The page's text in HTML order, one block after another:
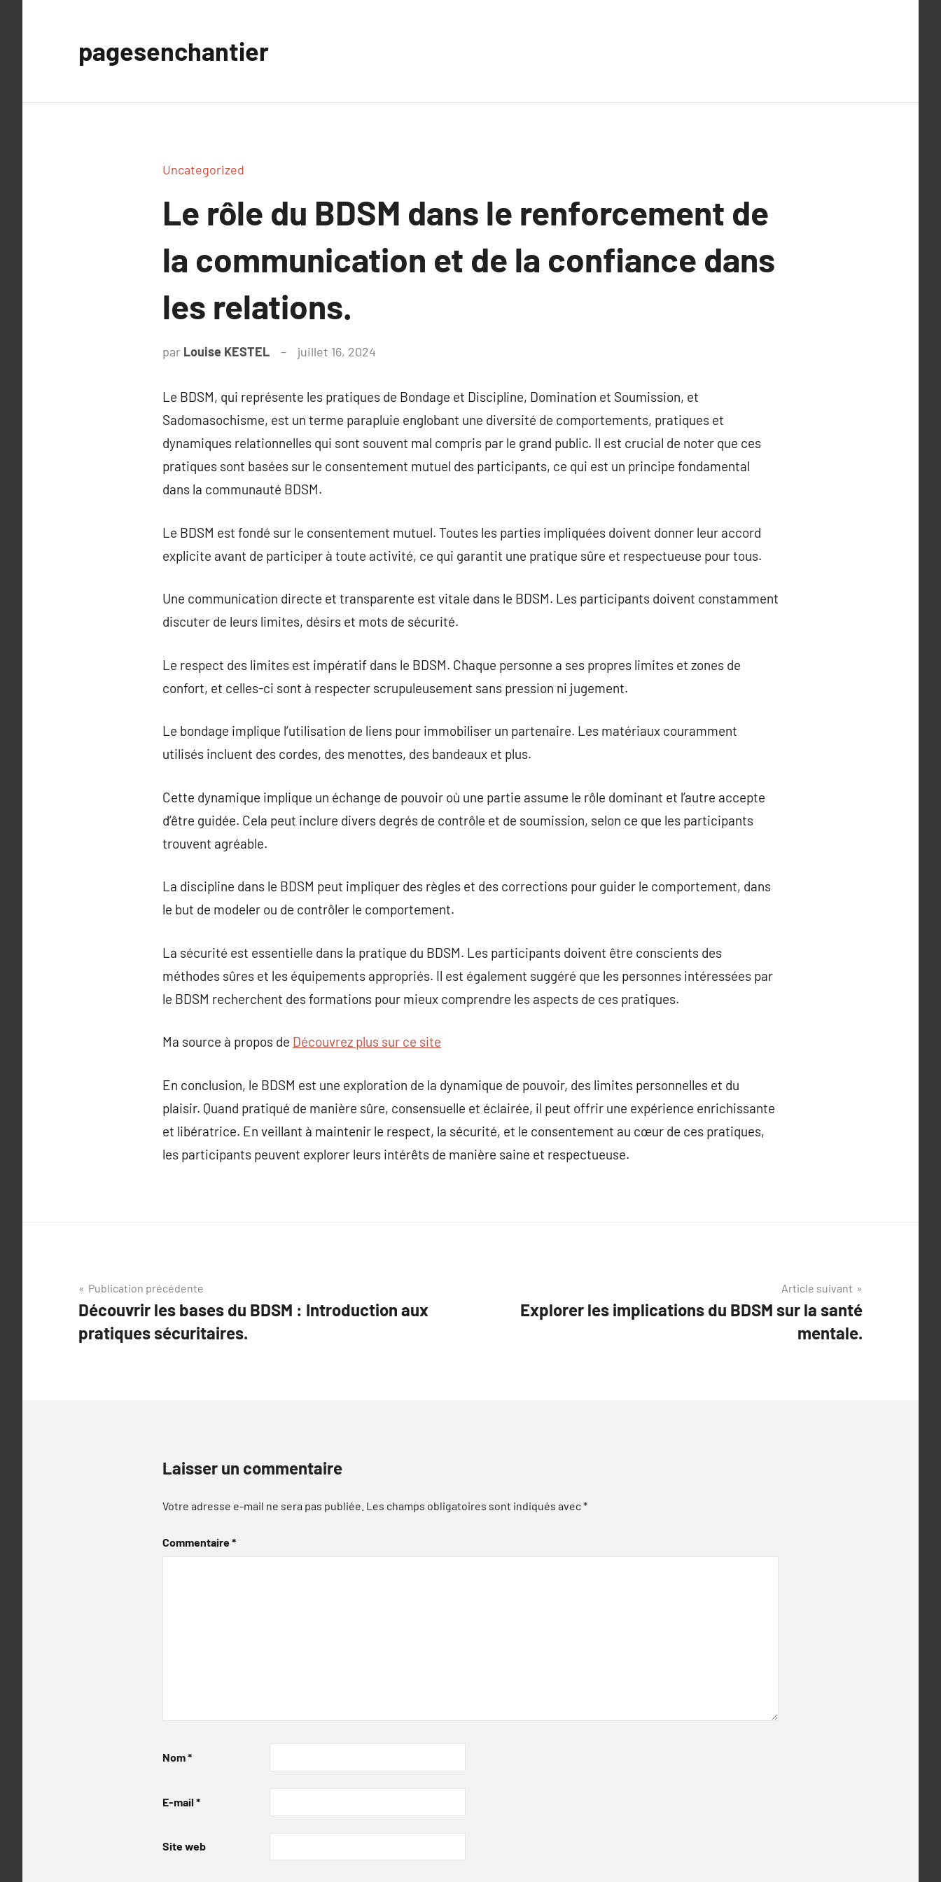
pagesenchantier
Uncategorized
Le rôle du BDSM dans le renforcement de
la communication et de la confiance dans
les relations.
par Louise KESTEL juillet 16, 2024
Le BDSM, qui représente les pratiques de Bondage et Discipline, Domination et Soumission, et
Sadomasochisme, est un terme parapluie englobant une diversité de comportements, pratiques et
dynamiques relationnelles qui sont souvent mal compris par le grand public. Il est crucial de noter que ces
pratiques sont basées sur le consentement mutuel des participants, ce qui est un principe fondamental
dans la communauté BDSM.
Le BDSM est fondé sur le consentement mutuel. Toutes les parties impliquées doivent donner leur accord
explicite avant de participer à toute activité, ce qui garantit une pratique sûre et respectueuse pour tous.
Une communication directe et transparente est vitale dans le BDSM. Les participants doivent constamment
discuter de leurs limites, désirs et mots de sécurité.
Le respect des limites est impératif dans le BDSM. Chaque personne a ses propres limites et zones de
confort, et celles-ci sont à respecter scrupuleusement sans pression ni jugement.
Le bondage implique l’utilisation de liens pour immobiliser un partenaire. Les matériaux couramment
utilisés incluent des cordes, des menottes, des bandeaux et plus.
Cette dynamique implique un échange de pouvoir où une partie assume le rôle dominant et l’autre accepte
d’être guidée. Cela peut inclure divers degrés de contrôle et de soumission, selon ce que les participants
trouvent agréable.
La discipline dans le BDSM peut impliquer des règles et des corrections pour guider le comportement, dans
le but de modeler ou de contrôler le comportement.
La sécurité est essentielle dans la pratique du BDSM. Les participants doivent être conscients des
méthodes sûres et les équipements appropriés. Il est également suggéré que les personnes intéressées par
le BDSM recherchent des formations pour mieux comprendre les aspects de ces pratiques.
Ma source à propos de Découvrez plus sur ce site
En conclusion, le BDSM est une exploration de la dynamique de pouvoir, des limites personnelles et du
plaisir. Quand pratiqué de manière sûre, consensuelle et éclairée, il peut offrir une expérience enrichissante
et libératrice. En veillant à maintenir le respect, la sécurité, et le consentement au cœur de ces pratiques,
les participants peuvent explorer leurs intérêts de manière saine et respectueuse.
Navigation
de
l’article
Publication précédente
Découvrir les bases du BDSM : Introduction aux
pratiques sécuritaires.
Article suivant
Explorer les implications du BDSM sur la santé
mentale.
Laisser un commentaire
Votre adresse e-mail ne sera pas publiée. Les champs obligatoires sont indiqués avec*
Commentaire*
Nom*
E-mail *
Site web